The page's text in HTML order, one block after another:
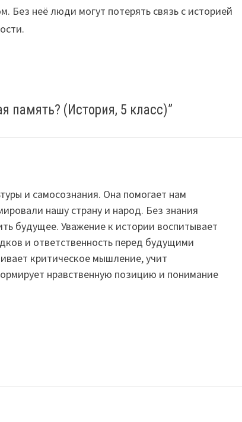
неё люди могут потерять связь с историей
память? (История, 5 класс)”
и самосознания. Она помогает нам
нашу страну и народ. Без знания
будущее. Уважение к истории воспитывает
и ответственность перед будущими
критическое мышление, учит
нравственную позицию и понимание